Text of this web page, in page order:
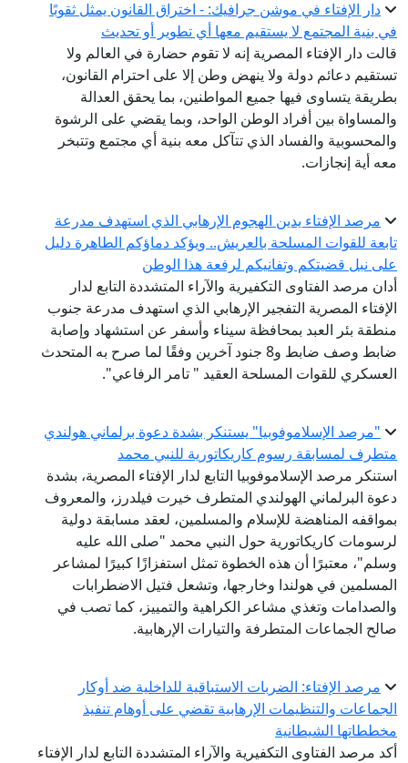
دار الإفتاء في موشن جرافيك: - اختراق القانون يمثل ثقوبًا
في بنية المجتمع لا يستقيم معها أي تطوير أو تحديث
قالت دار الإفتاء المصرية إنه لا تقوم حضارة في العالم ولا
تستقيم دعائم دولة ولا ينهض وطن إلا على احترام القانون،
بطريقة يتساوى فيها جميع المواطنين، بما يحقق العدالة
والمساواة بين أفراد الوطن الواحد، وبما يقضي على الرشوة
والمحسوبية والفساد الذي تتآكل معه بنية أي مجتمع وتتبخر
معه أية إنجازات.
مرصد الإفتاء يدين الهجوم الإرهابي الذي استهدف مدرعة
تابعة للقوات المسلحة بالعريش.. ويؤكد دماؤكم الطاهرة دليل
على نبل قضيتكم وتفانيكم لرفعة هذا الوطن
أدان مرصد الفتاوى التكفيرية والآراء المتشددة التابع لدار
الإفتاء المصرية التفجير الإرهابي الذي استهدف مدرعة جنوب
منطقة بئر العبد بمحافظة سيناء وأسفر عن استشهاد وإصابة
ضابط وصف ضابط و8 جنود آخرين وفقًا لما صرح به المتحدث
العسكري للقوات المسلحة العقيد " تامر الرفاعي".
"مرصد الإسلاموفوبيا" يستنكر بشدة دعوة برلماني هولندي
متطرف لمسابقة رسوم كاريكاتورية للنبي محمد
استنكر مرصد الإسلاموفوبيا التابع لدار الإفتاء المصرية، بشدة
دعوة البرلماني الهولندي المتطرف خيرت فيلدرز، والمعروف
بمواقفه المناهضة للإسلام والمسلمين، لعقد مسابقة دولية
لرسومات كاريكاتورية حول النبي محمد "صلى الله عليه
وسلم"، معتبرًا أن هذه الخطوة تمثل استفزازًا كبيرًا لمشاعر
المسلمين في هولندا وخارجها، وتشعل فتيل الاضطرابات
والصدامات وتغذي مشاعر الكراهية والتمييز، كما تصب في
صالح الجماعات المتطرفة والتيارات الإرهابية.
مرصد الإفتاء: الضربات الاستباقية للداخلية ضد أوكار
الجماعات والتنظيمات الإرهابية تقضي على أوهام تنفيذ
مخططاتها الشيطانية
أكد مرصد الفتاوى التكفيرية والآراء المتشددة التابع لدار الإفتاء